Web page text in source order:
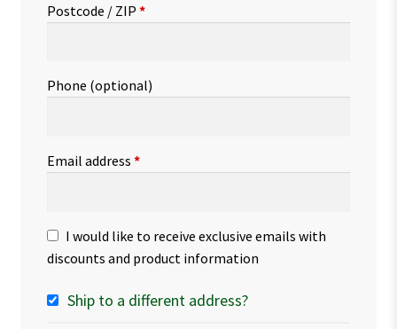
Postcode / ZIP *
Phone (optional)
Email address *
I would like to receive exclusive emails with
discounts and product information
Ship to a different address?